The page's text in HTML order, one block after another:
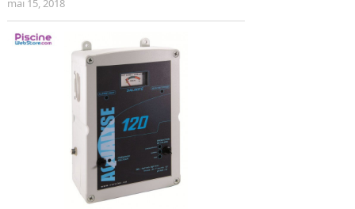
mai 15, 2018